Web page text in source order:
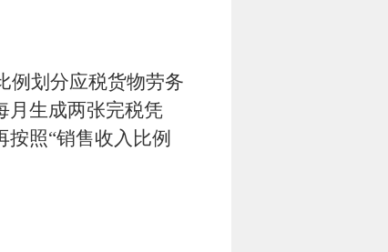
例划分应税货物劳务
月生成两张完税凭
照“销售收入比例